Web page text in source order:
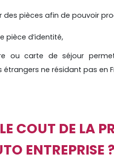
des pièces afin de pouvoir
pièce d’identité,
ou carte de séjour
étrangers ne résidant pas en
COUT DE LA
ENTREPRISE ?